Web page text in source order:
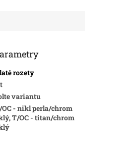
rozety
variantu
OC - nikl perla/chrom
T/OC - titan/chrom